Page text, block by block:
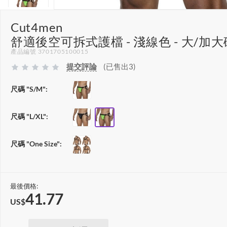
Cut4men
舒適後空可拆式護檔 - 淺線色 - 大/加大
產品編號 3701705100015
提交評論 (已售出3)
尺碼 "S/M":
尺碼 "L/XL":
尺碼 "One Size":
最後價格:
US$41.77